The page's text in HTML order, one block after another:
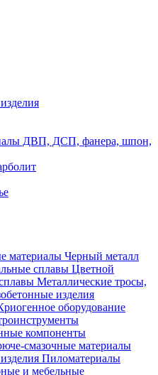
ДВП, ДСП, фанера, шпон,
материалы Черный металл
сплавы Цветной
Металлические тросы,
изделия
оборудование
компоненты
смазочные материалы
Пиломатериалы
и мебельные